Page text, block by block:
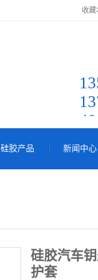
收藏
硅胶产品 新闻中心
硅胶汽车
护套